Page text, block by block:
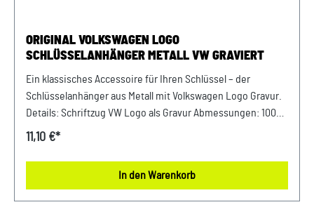
ORIGINAL VOLKSWAGEN LOGO
SCHLÜSSELANHÄNGER METALL VW GRAVIERT
Ein klassisches Accessoire für Ihren Schlüssel – der
Schlüsselanhänger aus Metall mit Volkswagen Logo Gravur.
Details: Schriftzug VW Logo als Gravur Abmessungen: 100
mm Hochwertige Kombination aus Metall und PU Leder
11,10 €*
In den Warenkorb